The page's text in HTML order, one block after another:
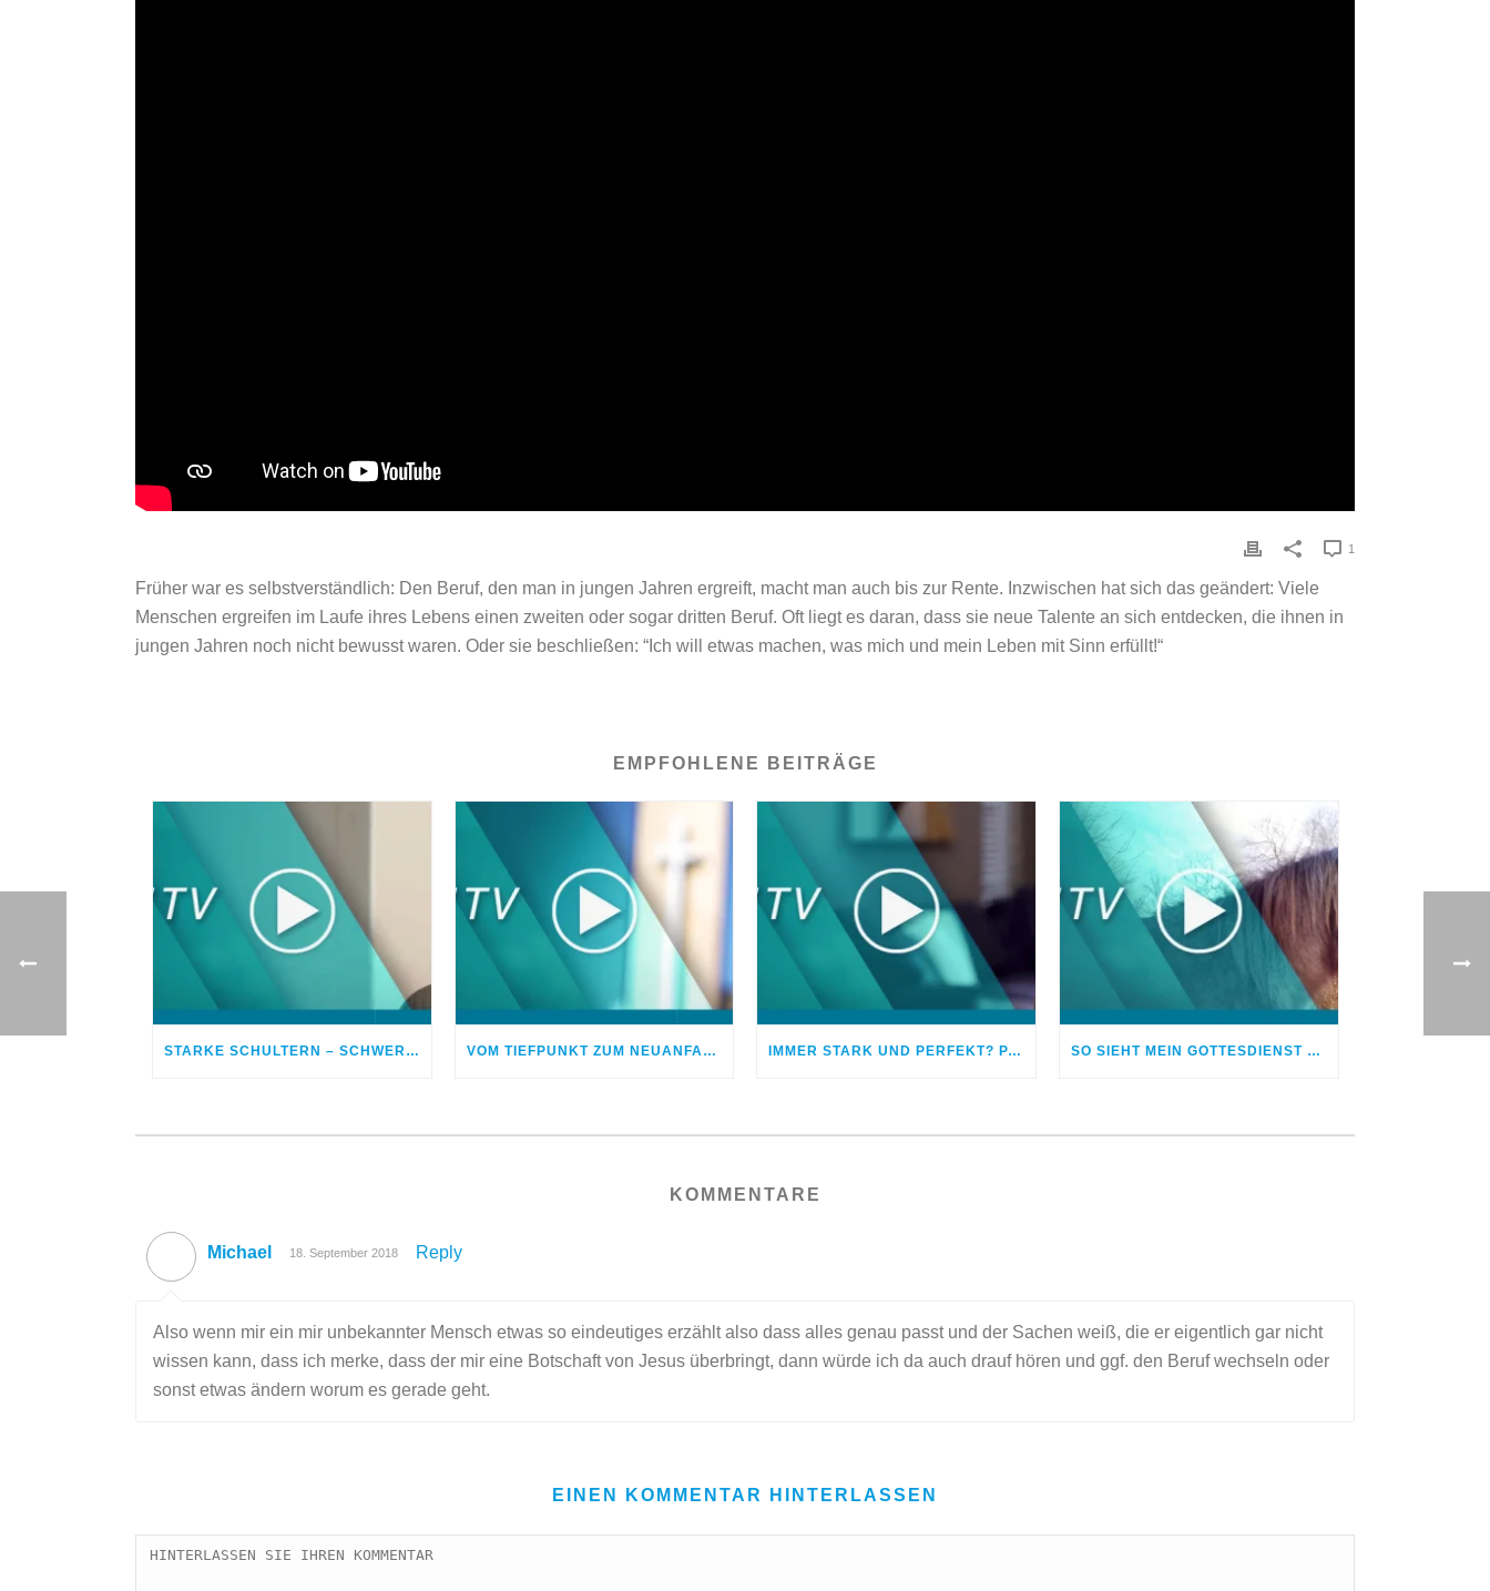
1
Früher war es selbstverständlich: Den Beruf, den man in jungen Jahren ergreift, macht man auch bis zur Rente. Inzwischen hat sich das geändert: Viele
Menschen ergreifen im Laufe ihres Lebens einen zweiten oder sogar dritten Beruf. Oft liegt es daran, dass sie neue Talente an sich entdecken, die ihnen in
jungen Jahren noch nicht bewusst waren. Oder sie beschließen: “Ich will etwas machen, was mich und mein Leben mit Sinn erfüllt!“
EMPFOHLENE BEITRÄGE
STARKE SCHULTERN – SCHWERE LAST: PASTOREN IN DER KRISE VOM TIEFPUNKT ZUM NEUANFANG: WIE AUS KRISEN CHANCEN WERDEN IMMER STARK UND PERFEKT? PASTORENKINDER UNTER DRUCK SO SIEHT MEIN GOTTESDIENST AUS
KOMMENTARE
Michael 18. September 2018 Reply
Also wenn mir ein mir unbekannter Mensch etwas so eindeutiges erzählt also dass alles genau passt und der Sachen weiß, die er eigentlich gar nicht
wissen kann, dass ich merke, dass der mir eine Botschaft von Jesus überbringt, dann würde ich da auch drauf hören und ggf. den Beruf wechseln oder
sonst etwas ändern worum es gerade geht.
EINEN KOMMENTAR HINTERLASSEN